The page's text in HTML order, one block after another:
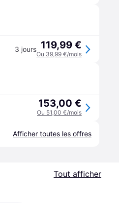
3 jours 119,99 €
Ou 39,99 €/mois
153,00 €
Ou 51,00 €/mois
Afficher toutes les offres
Tout afficher